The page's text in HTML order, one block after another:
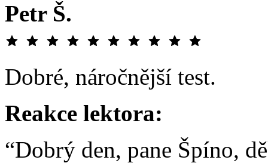
Petr Š.
Dobré, náročnější test.
Reakce lektora:
“Dobrý den, pane Špíno,